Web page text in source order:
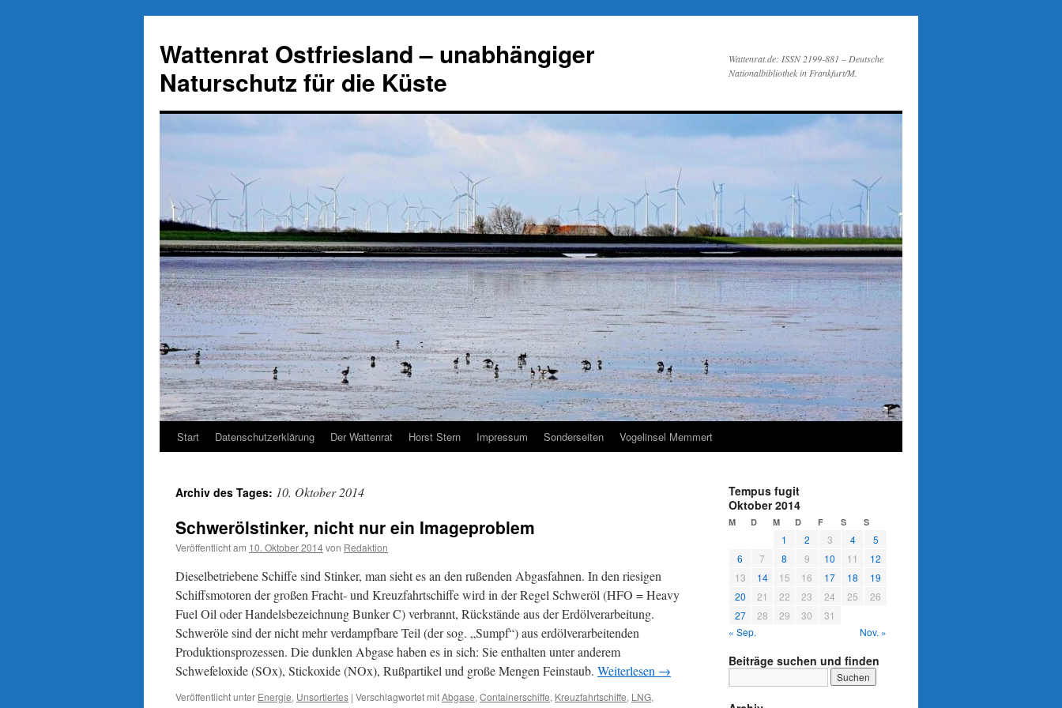
springen
Wattenrat Ostfriesland – unabhängiger
Naturschutz für die Küste
Wattenrat.de: ISSN 2199-881 – Deutsche
Nationalbibliothek in Frankfurt/M.
Start Datenschutzerklärung Der Wattenrat Horst Stern Impressum Sonderseiten Vogelinsel Memmert
Archiv des Tages: 10. Oktober 2014
Schwerölstinker, nicht nur ein Imageproblem
Veröffentlicht am 10. Oktober 2014von Redaktion
Dieselbetriebene Schiffe sind Stinker, man sieht es an den rußenden Abgasfahnen. In den riesigen
Schiffsmotoren der großen Fracht- und Kreuzfahrtschiffe wird in der Regel Schweröl (HFO = Heavy
Fuel Oil oder Handelsbezeichnung Bunker C) verbrannt, Rückstände aus der Erdölverarbeitung.
Schweröle sind der nicht mehr verdampfbare Teil (der sog. „Sumpf“) aus erdölverarbeitenden
Produktionsprozessen. Die dunklen Abgase haben es in sich: Sie enthalten unter anderem
Schwefeloxide (SOx), Stickoxide (NOx), Rußpartikel und große Mengen Feinstaub. Weiterlesen →
Veröffentlicht unter Energie, Unsortiertes | Verschlagwortet mitAbgase, Containerschiffe, Kreuzfahrtschiffe, LNG,
Tempus fugit
Oktober 2014
M D M D F S S
1 2 3 4
5
6
7 8 9 10 11
12
13
14 15 16 17 18
19
20
21 22 23 24 25
26
27
28 29 30
31
« Sep.
Nov. »
Beiträge suchen und finden